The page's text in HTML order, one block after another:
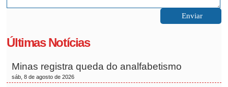
Últimas Notícias
Minas registra queda do analfabetismo
sáb, 8 de agosto de 2026